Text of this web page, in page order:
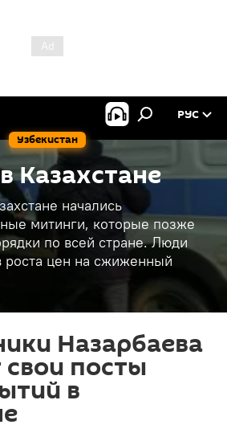
Узбекистан
РУС
Казахстане
начались
митинги, которые позже
по всей стране. Люди
роста цен на сжиженный
Назарбаева
посты
в